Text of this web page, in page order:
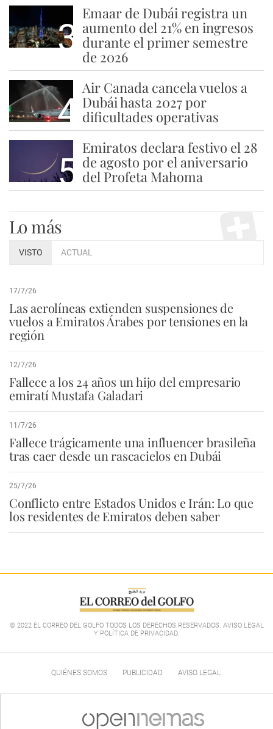
3
Emaar de Dubái registra un
aumento del 21% en ingresos
durante el primer semestre
de 2026
4
Air Canada cancela vuelos a
Dubái hasta 2027 por
dificultades operativas
5
Emiratos declara festivo el 28
de agosto por el aniversario
del Profeta Mahoma
Lo más
VISTO ACTUAL
17/7/26
Las aerolíneas extienden suspensiones de
vuelos a Emiratos Árabes por tensiones en la
región
12/7/26
Fallece a los 24 años un hijo del empresario
emiratí Mustafa Galadari
11/7/26
Fallece trágicamente una influencer brasileña
tras caer desde un rascacielos en Dubái
25/7/26
Conflicto entre Estados Unidos e Irán: Lo que
los residentes de Emiratos deben saber
© 2022 EL CORREO DEL GOLFO TODOS LOS DERECHOS RESERVADOS. AVISO LEGAL
Y POLÍTICA DE PRIVACIDAD.
QUIÉNES SOMOS PUBLICIDAD AVISO LEGAL